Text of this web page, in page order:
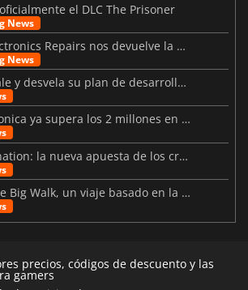
el DLC The Prisoner
News
ReStory: Chill Electronics Repairs nos devuelve la nostalgia de los 2000
News
MARVEL Tōkon sale y desvela su plan de desarrollo para el primer año
Resident Evil Veronica ya supera los 2 millones en listas de deseados
Beast of Reincarnation: la nueva apuesta de los creadores de Pokémon
Ya está disponible Big Walk, un viaje basado en la amistad
precios, códigos de descuento y las
gamers